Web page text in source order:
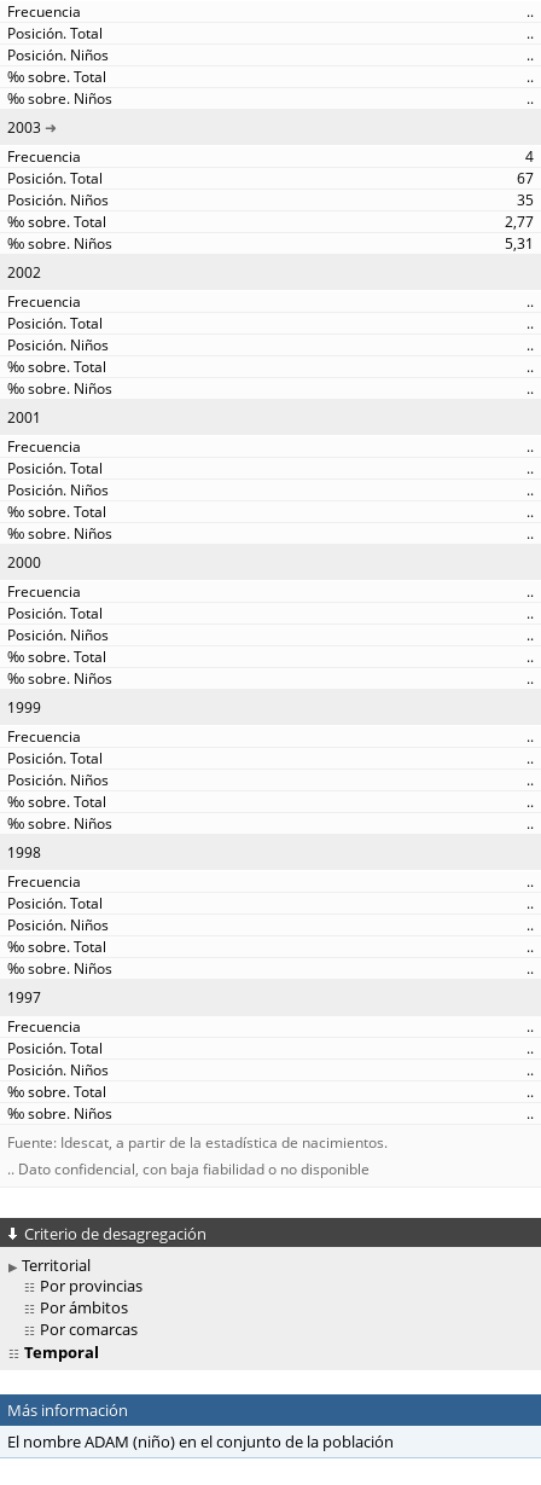
..
..
..
..
..
2003
4
67
35
2,77
5,31
2002
..
..
..
..
..
2001
..
..
..
..
..
2000
..
..
..
..
..
1999
..
..
..
..
..
1998
..
..
..
..
..
1997
..
..
..
..
..
Fuente: Idescat, a partir de la estadística de nacimientos.
.. Dato confidencial, con baja fiabilidad o no disponible
Criterio de desagregación
Territorial
Por provincias
Por ámbitos
Por comarcas
Temporal
Más información
El nombre ADAM (niño) en el conjunto de la población